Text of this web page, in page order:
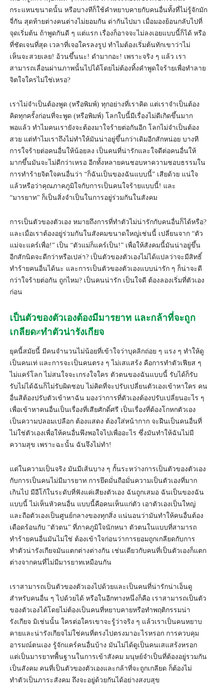
กระแหนขนาดนั้น หรือบางทีก็ใช้คำหยาบคายกับคนอื่นทั้งที่ไม่รู้จักมัก
จี่กัน สุดท้ายต่างคนต่างไม่ยอมกัน ด่ากันไปมา เมื่อมองย้อนกลับไปที่
จุดเริ่มต้น ถ้าพูดกันดี ๆ แต่แรก เรื่องก็อาจจะไม่ลงเอยแบบนี้ก็ได้ หรือ
ที่ชัดเจนที่สุด เวลาที่เจอใครลงรูป ทำไมต้องเริ่มต้นทักเขาว่าไม่
เห็นจะสวยเลย! อ้วนขึ้นนะ! ดำมากอะ! เพราะจริง ๆ แล้ว เรา
สามารถเลื่อนผ่านภาพนั้นไปได้โดยไม่ต้องทิ้งคำพูดใจร้ายเพื่อทำลาย
จิตใจใครไม่ใช่เหรอ?
เราไม่จำเป็นต้องพูด (หรือพิมพ์) ทุกอย่างที่เราคิด แต่เราจำเป็นต้อง
คิดทุกครั้งก่อนที่จะพูด (หรือพิมพ์) โลกใบนี้มีเรื่องไม่ดีเกิดขึ้นมาก
พอแล้ว ทำไมคนเรายังจะต้องมาใจร้ายต่อกันอีก โลกไม่จำเป็นต้อง
สวย แต่ทำไมเราถึงไม่ทำให้มันน่าอยู่ขึ้นกว่าเดิมอีกสักหน่อย บางที
การใจร้ายต่อคนอื่นให้น้อยลง เป็นคนที่น่ารักและใจดีต่อคนอื่นให้
มากขึ้นมันจะไม่ดีกว่าเหรอ อีกทั้งหลายคนชอบหาความชอบธรรมใน
การทำร้ายจิตใจคนอื่นว่า “ก็ฉันเป็นของฉันแบบนี้” เสียด้วย แน่ใจ
แล้วหรือว่าคุณภาคภูมิใจกับการเป็นคนใจร้ายแบบนี้! และ
“มารยาท” ก็เป็นสิ่งจำเป็นในการอยู่ร่วมกันในสังคม
การเป็นตัวของตัวเอง หมายถึงการที่ทำตัวไม่น่ารักกับคนอื่นก็ได้หรือ?
และเมื่อเราต้องอยู่ร่วมกันในสังคมขนาดใหญ่เช่นนี้ เปลี่ยนจาก “ตัว
แม่จะแคร์เพื่อ!” เป็น “ตัวแม่ก็แคร์เป็น!” เพื่อให้สังคมนี้มันน่าอยู่ขึ้น
อีกสักนิดจะดีกว่าหรือเปล่า? เป็นตัวของตัวเองไม่ได้แปลว่าจะมีสิทธิ์
ทำร้ายคนอื่นได้นะ และการเป็นตัวของตัวเองแบบน่ารัก ๆ ก็น่าจะดี
กว่าใจร้ายต่อกัน ถูกไหม? เป็นคนน่ารัก เป็นใจดี ต้องลองเริ่มที่ตัวเอง
ก่อน
เป็นตัวของตัวเองต้องมีมารยาท และกล้าที่จะถูก
เกลียด≠ทำตัวน่ารังเกียจ
ยุคนี้สมัยนี้ มีคนจำนวนไม่น้อยที่เข้าใจว่าบุคลิกถ่อย ๆ แรง ๆ ทำให้ดู
เป็นคนเท่ และการจะเป็นคนตรง ๆ ไม่เสแสร้ง คือการทำตัวเฟียส ๆ
ไม่แคร์โลก ไม่สนใจจะเกรงใจใคร ตัวตนของฉันแบบนี้ รับได้ก็รับ
รับไม่ได้ฉันก็ไม่รับผิดชอบ ไม่คิดที่จะปรับเปลี่ยนตัวเองเข้าหาใคร คน
อื่นสิต้องปรับตัวเข้าหาฉัน มองว่าการที่ตัวเองต้องปรับเปลี่ยนอะไร ๆ
เพื่อเข้าหาคนอื่นเป็นเรื่องที่เสียศักดิ์ศรี เป็นเรื่องที่ต้องโกหกตัวเอง
เป็นความปลอมเปลือก ต้องแสดง ต้องใส่หน้ากาก จะฝืนเป็นคนอื่นที่
ไม่ใช่ตัวเองเพื่อให้คนอื่นพึงพอใจไปเพื่ออะไร ซึ่งมันทำให้ฉันไม่มี
ความสุข เพราะฉะนั้น ฉันจึงไม่ทำ!
แต่ในความเป็นจริง มันมีเส้นบาง ๆ กั้นระหว่างการเป็นตัวของตัวเอง
กับการเป็นคนไม่มีมารยาท การยึดมั่นถือมั่นความเป็นตัวเองที่มาก
เกินไป มีอีโก้ในระดับที่ฟังแค่เสียงตัวเอง ฉันถูกเสมอ ฉันเป็นของฉัน
แบบนี้ ไม่เห็นหัวคนอื่น แบบนี้คือคนเห็นแก่ตัว เอาตัวเองเป็นใหญ่
และถือตัวเองเป็นศูนย์กลางของทุกสิ่ง แน่นอนว่ามันทำให้คนอื่นต้อง
เดือดร้อนกับ “ตัวตน” ที่ภาคภูมิใจนักหนา ตัวตนในแบบที่สามารถ
ทำร้ายคนอื่นมันไม่ใช่ ต้องเข้าใจก่อนว่าการยอมถูกเกลียดกับการ
ทำตัวน่ารังเกียจมันแตกต่างต่างกัน เช่นเดียวกับคนที่เป็นตัวเองก็แตก
ต่างจากคนที่ไม่มีมารยาทเหมือนกัน
เราสามารถเป็นตัวของตัวเองไปด้วยและเป็นคนที่น่ารักน่าเอ็นดู
สำหรับคนอื่น ๆ ไปด้วยได้ หรือในอีกทางหนึ่งก็คือ เราสามารถเป็นตัว
ของตัวเองได้โดยไม่ต้องเป็นคนที่หยาบคายหรือทำพฤติกรรมน่า
รังเกียจ มิเช่นนั้น ใครต่อใครเขาจะรู้ว่าจริง ๆ แล้วเราเป็นคนหยาบ
คายและน่ารังเกียจไม่ใช่คนที่ตรงไปตรงมาอะไรหรอก การควบคุม
อารมณ์ตนเอง รู้จักแคร์คนอื่นบ้าง มันไม่ได้ดูเป็นคนเสแสร้งหรอก
แต่เป็นมารยาทพื้นฐานในการเข้าสังคม มนุษย์จำเป็นที่ต้องอยู่รวมกัน
เป็นสังคม คนที่เป็นตัวของตัวเองและกล้าที่จะถูกเกลียด ก็ต้องไม่
ทำตัวเป็นภาระสังคม ถึงจะอยู่ด้วยกันได้อย่างสงบสุข